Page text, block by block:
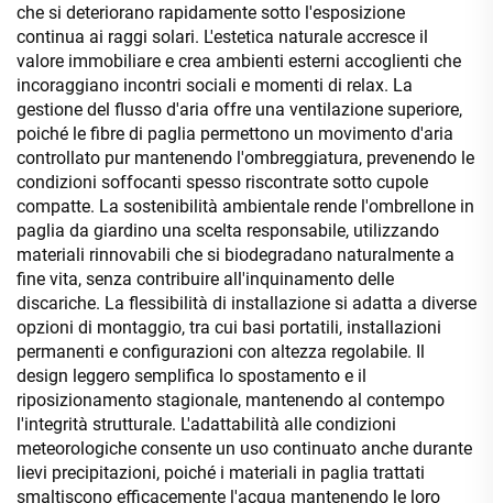
che si deteriorano rapidamente sotto l'esposizione
continua ai raggi solari. L'estetica naturale accresce il
valore immobiliare e crea ambienti esterni accoglienti che
incoraggiano incontri sociali e momenti di relax. La
gestione del flusso d'aria offre una ventilazione superiore,
poiché le fibre di paglia permettono un movimento d'aria
controllato pur mantenendo l'ombreggiatura, prevenendo le
condizioni soffocanti spesso riscontrate sotto cupole
compatte. La sostenibilità ambientale rende l'ombrellone in
paglia da giardino una scelta responsabile, utilizzando
materiali rinnovabili che si biodegradano naturalmente a
fine vita, senza contribuire all'inquinamento delle
discariche. La flessibilità di installazione si adatta a diverse
opzioni di montaggio, tra cui basi portatili, installazioni
permanenti e configurazioni con altezza regolabile. Il
design leggero semplifica lo spostamento e il
riposizionamento stagionale, mantenendo al contempo
l'integrità strutturale. L'adattabilità alle condizioni
meteorologiche consente un uso continuato anche durante
lievi precipitazioni, poiché i materiali in paglia trattati
smaltiscono efficacemente l'acqua mantenendo le loro